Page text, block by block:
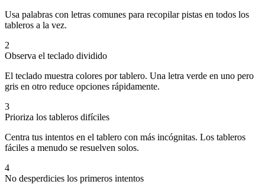
Usa palabras con letras comunes para recopilar pistas en todos los
tableros a la vez.
2
Observa el teclado dividido
El teclado muestra colores por tablero. Una letra verde en uno pero
gris en otro reduce opciones rápidamente.
3
Prioriza los tableros difíciles
Centra tus intentos en el tablero con más incógnitas. Los tableros
fáciles a menudo se resuelven solos.
4
No desperdicies los primeros intentos